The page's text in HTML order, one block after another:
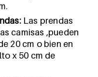
Las prendas
camisas ,pueden
20 cm o bien en
x 50 cm de